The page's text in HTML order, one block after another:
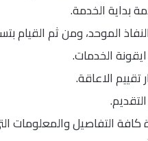
بداية الخدمة.
الموحد، ومن ثم القيام
ايقونة الخدمات.
تقييم الاعاقة.
كافة التفاصيل والمعلومات